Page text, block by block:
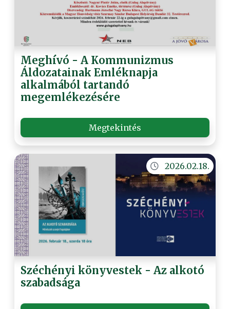
Meghívó - A Kommunizmus
Áldozatainak Emléknapja
alkalmából tartandó
megemlékezésére
Megtekintés
2026.02.18.
Széchényi könyvestek - Az alkotó
szabadsága